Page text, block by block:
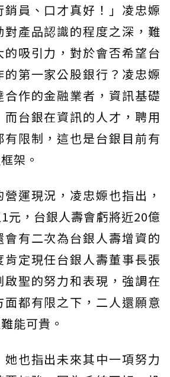
銷員、口才真好！」凌忠嫄
產品認識的程度之深，難
吸引力，對於會否希望台
第一家公股銀行？凌忠嫄
作的金融業者，資訊基礎
台銀在資訊的人才，聘用
有限制，這也是台銀目前有
架。
運現況，凌忠嫄也指出，
元，台銀人壽會虧將近20億
有二次為台銀人壽增資的
定現任台銀人壽董事長張
聖的努力和表現，強調在
都有限之下，二人還願意
能可貴。
也指出未來其中一項努力